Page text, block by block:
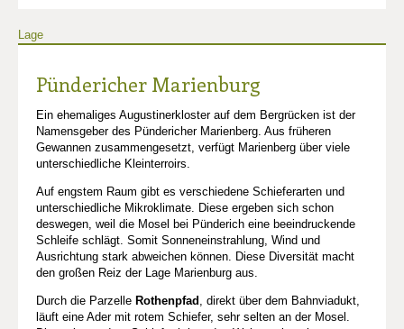
Lage
Pündericher Marienburg
Ein ehemaliges Augustinerkloster auf dem Bergrücken ist der
Namensgeber des Pündericher Marienberg. Aus früheren
Gewannen zusammengesetzt, verfügt Marienberg über viele
unterschiedliche Kleinterroirs.
Auf engstem Raum gibt es verschiedene Schieferarten und
unterschiedliche Mikroklimate. Diese ergeben sich schon
deswegen, weil die Mosel bei Pünderich eine beeindruckende
Schleife schlägt. Somit Sonneneinstrahlung, Wind und
Ausrichtung stark abweichen können. Diese Diversität macht
den großen Reiz der Lage Marienburg aus.
Durch die Parzelle Rothenpfad , direkt über dem Bahnviadukt,
läuft eine Ader mit rotem Schiefer, sehr selten an der Mosel.